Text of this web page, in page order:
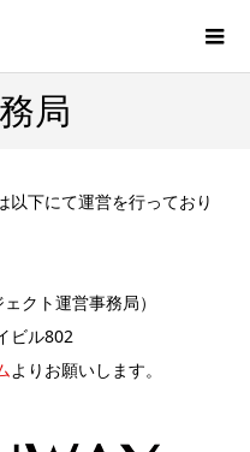
局
以下にて運営を行っており
クト運営事務局）
ビル802
よりお願いします。